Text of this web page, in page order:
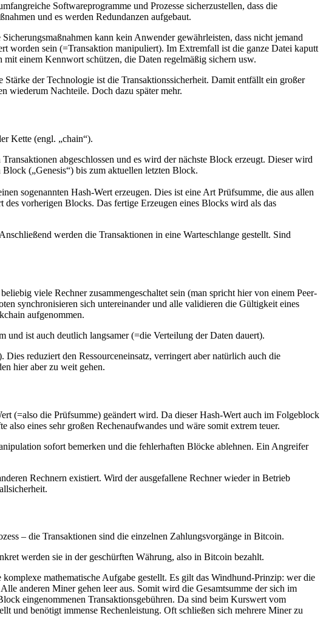
Softwareprogramme und Prozesse sicherzustellen, dass die
und es werden Redundanzen aufgebaut.
kann kein Anwender gewährleisten, dass nicht jemand
worden sein (=Transaktion manipuliert). Im Extremfall ist die ganze Datei kaputt
einem Kennwort schützen, die Daten regelmäßig sichern usw.
der Technologie ist die Transaktionssicherheit. Damit entfällt ein großer
wiederum Nachteile. Doch dazu später mehr.
Kette (engl. „chain“).
abgeschlossen und es wird der nächste Block erzeugt. Dieser wird
(„Genesis“) bis zum aktuellen letzten Block.
sogenannten Hash-Wert erzeugen. Dies ist eine Art Prüfsumme, die aus allen
vorherigen Blocks. Das fertige Erzeugen eines Blocks wird als das
werden die Transaktionen in eine Warteschlange gestellt. Sind
viele Rechner zusammengeschaltet sein (man spricht hier von einem Peer-
synchronisieren sich untereinander und alle validieren die Gültigkeit eines
aufgenommen.
und ist auch deutlich langsamer (=die Verteilung der Daten dauert).
reduziert den Ressourceneinsatz, verringert aber natürlich auch die
hier aber zu weit gehen.
(=also die Prüfsumme) geändert wird. Da dieser Hash-Wert auch im Folgeblock
eines sehr großen Rechenaufwandes und wäre somit extrem teuer.
sofort bemerken und die fehlerhaften Blöcke ablehnen. Ein Angreifer
Rechnern existiert. Wird der ausgefallene Rechner wieder in Betrieb
– die Transaktionen sind die einzelnen Zahlungsvorgänge in Bitcoin.
werden sie in der geschürften Währung, also in Bitcoin bezahlt.
mathematische Aufgabe gestellt. Es gilt das Windhund-Prinzip: wer die
anderen Miner gehen leer aus. Somit wird die Gesamtsumme der sich im
eingenommenen Transaktionsgebühren. Da sind beim Kurswert vom
und benötigt immense Rechenleistung. Oft schließen sich mehrere Miner zu